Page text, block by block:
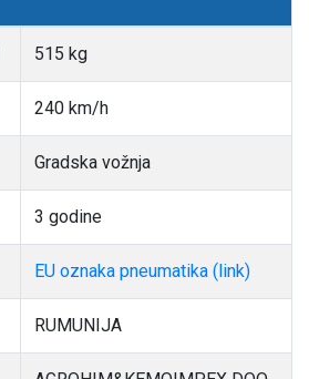
515 kg
240 km/h
Gradska vožnja
3 godine
EU oznaka pneumatika (link)
RUMUNIJA